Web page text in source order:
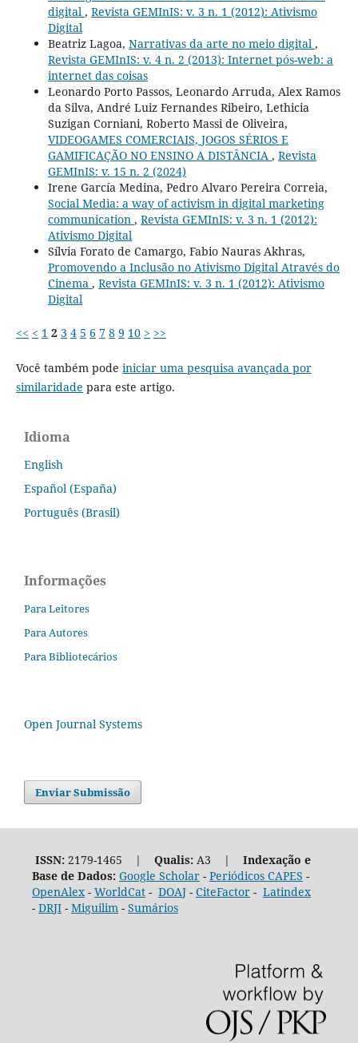
digital , Revista GEMInIS: v. 3 n. 1 (2012): Ativismo
Digital
Beatriz Lagoa, Narrativas da arte no meio digital ,
Revista GEMInIS: v. 4 n. 2 (2013): Internet pós-web: a
internet das coisas
Leonardo Porto Passos, Leonardo Arruda, Alex Ramos
da Silva, André Luiz Fernandes Ribeiro, Lethicia
Suzigan Corniani, Roberto Massi de Oliveira,
VIDEOGAMES COMERCIAIS, JOGOS SÉRIOS E
GAMIFICAÇÃO NO ENSINO A DISTÂNCIA , Revista
GEMInIS: v. 15 n. 2 (2024)
Irene García Medina, Pedro Alvaro Pereira Correia,
Social Media: a way of activism in digital marketing
communication , Revista GEMInIS: v. 3 n. 1 (2012):
Ativismo Digital
Sílvia Forato de Camargo, Fabio Nauras Akhras,
Promovendo a Inclusão no Ativismo Digital Através do
Cinema , Revista GEMInIS: v. 3 n. 1 (2012): Ativismo
Digital
<< < 1 2 3 4 5 6 7 8 9 10 > >>
Você também pode iniciar uma pesquisa avançada por
similaridade para este artigo.
Idioma
English
Español (España)
Português (Brasil)
Informações
Para Leitores
Para Autores
Para Bibliotecários
Open Journal Systems
Enviar Submissão
ISSN:2179-1465 | Qualis:A3 | Indexação e
Base de Dados: Google Scholar- Periódicos CAPES -
OpenAlex- WorldCat- DOAJ- CiteFactor- Latindex
- DRJI- Miguilim - Sumários